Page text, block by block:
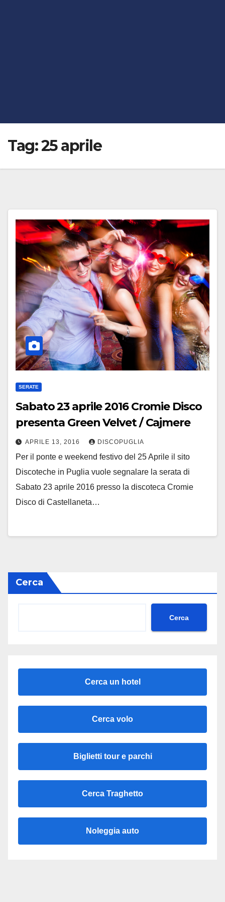
Tag:25 aprile
SERATE
Sabato 23 aprile 2016 Cromie Disco
presenta Green Velvet / Cajmere
APRILE 13, 2016 DISCOPUGLIA
Per il ponte e weekend festivo del 25 Aprile il sito
Discoteche in Puglia vuole segnalare la serata di
Sabato 23 aprile 2016 presso la discoteca Cromie
Disco di Castellaneta…
Cerca
Cerca
Cerca un hotel
Cerca volo
Biglietti tour e parchi
Cerca Traghetto
Noleggia auto